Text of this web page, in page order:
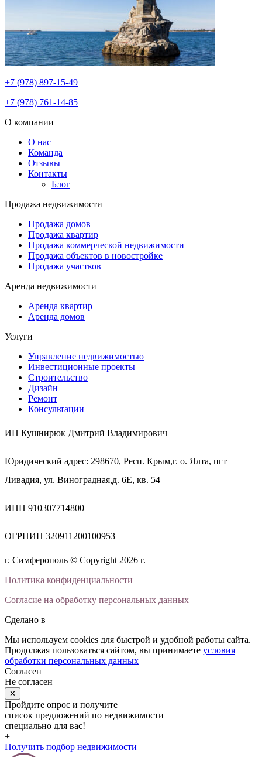
+7 (978) 897-15-49
+7 (978) 761-14-85
О компании
О нас
Команда
Отзывы
Контакты
Блог
Продажа недвижимости
Продажа домов
Продажа квартир
Продажа коммерческой недвижимости
Продажа объектов в новостройке
Продажа участков
Аренда недвижимости
Аренда квартир
Аренда домов
Услуги
Управление недвижимостью
Инвестиционные проекты
Строительство
Дизайн
Ремонт
Консультации
ИП Кушнирюк Дмитрий Владимирович
Юридический адрес: 298670, Респ. Крым,г. о. Ялта, пгт
Ливадия, ул. Виноградная,д. 6Е, кв. 54
ИНН 910307714800
ОГРНИП 320911200100953
г. Симферополь © Copyright 2026 г.
Политика конфиденциальности
Согласие на обработку персональных данных
Сделано в
Мы используем cookies для быстрой и удобной работы сайта.
Продолжая пользоваться сайтом, вы принимаете условия
обработки персональных данных
Согласен
Не согласен
✕
Пройдите опрос и получите
список предложений по недвижимости
специально для вас!
+
Получить подбор недвижимости